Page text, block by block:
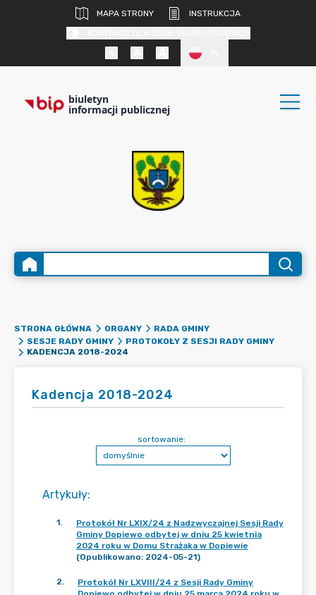
MAPA STRONY
INSTRUKCJA
biuletyn
informacji publicznej
STRONA GŁÓWNA ORGANY
RADA GMINY
SESJE RADY GMINY
PROTOKOŁY Z SESJI RADY GMINY
KADENCJA 2018-2024
Kadencja 2018-2024
Artykuły:
sortowanie:
1.
Protokół Nr LXIX/24 z Nadzwyczajnej Sesji Rady
Gminy Dopiewo odbytej w dniu 25 kwietnia
2024 roku w Domu Strażaka w Dopiewie
(Opublikowano: 2024-05-21)
2.
Protokół Nr LXVIII/24 z Sesji Rady Gminy